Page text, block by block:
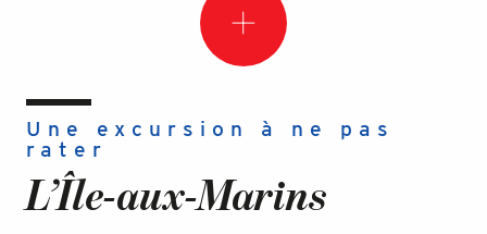
Une excursion à ne pas
rater
L’Île-aux-Marins